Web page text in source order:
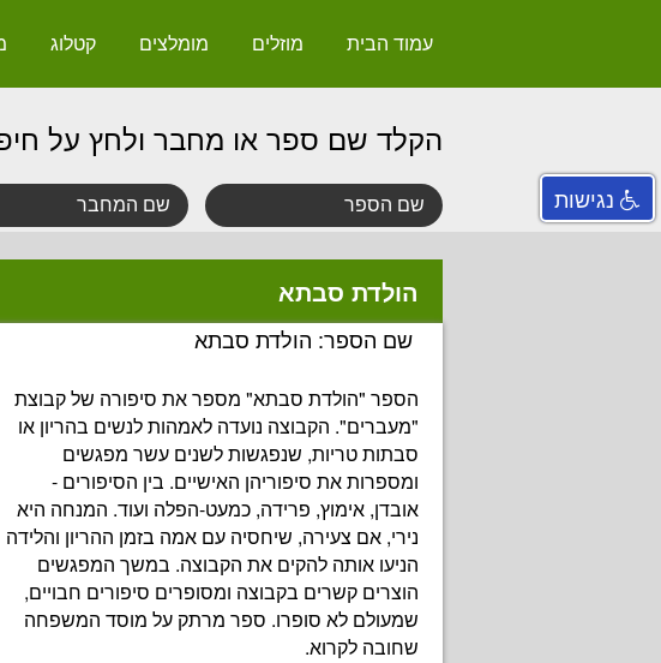
עמוד הבית מוזלים מומלצים קטלוג
הקלד שם ספר או מחבר ולחץ על
הולדת סבתא
שם הספר: הולדת סבתא
הספר "הולדת סבתא" מספר את סיפורה של קבוצת
"מעברים". הקבוצה נועדה לאמהות לנשים בהריון או
סבתות טריות, שנפגשות לשנים עשר מפגשים
ומספרות את סיפוריהן האישיים. בין הסיפורים -
אובדן, אימוץ, פרידה, כמעט-הפלה ועוד. המנחה היא
נירי, אם צעירה, שיחסיה עם אמה בזמן ההריון והלידה
הניעו אותה להקים את הקבוצה. במשך המפגשים
הוצרים קשרים בקבוצה ומסופרים סיפורים חבויים,
שמעולם לא סופרו. ספר מרתק על מוסד המשפחה
שחובה לקרוא.
נגישות